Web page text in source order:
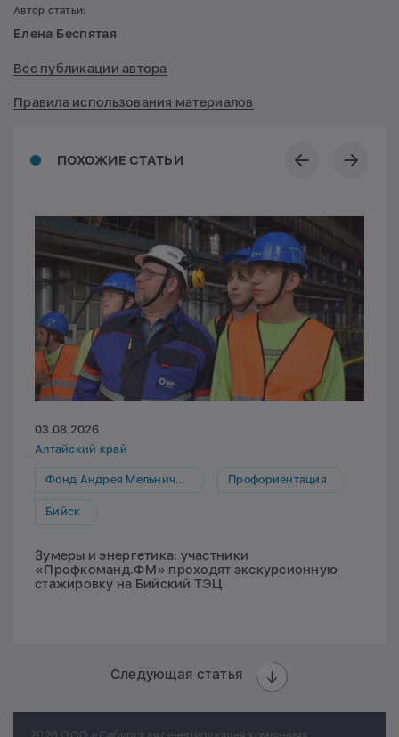
ПОХОЖИЕ СТАТЬИ
03.08.2026
Алтайский край
Фонд Андрея Мельниченко Профориентация
Бийск
Зумеры и энергетика: участники
«Профкоманд.ФМ» проходят экскурсионную
стажировку на Бийский ТЭЦ
Следующая статья
Автор статьи:
Елена Беспятая
Все публикации автора
Правила использования материалов